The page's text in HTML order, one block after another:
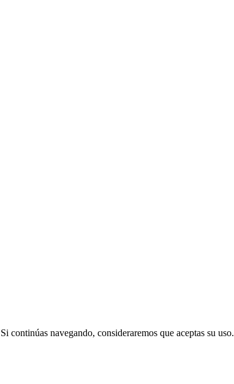
continúas navegando, consideraremos que aceptas su uso.